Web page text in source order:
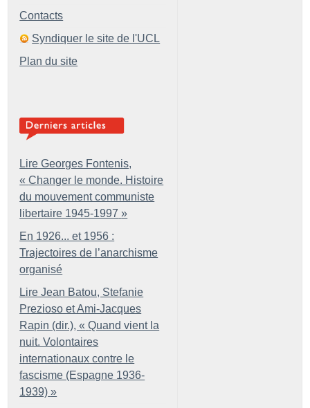
Contacts
Syndiquer le site de l'UCL
Plan du site
Lire Georges Fontenis,
« Changer le monde. Histoire
du mouvement communiste
libertaire 1945-1997 »
En 1926... et 1956 :
Trajectoires de l’anarchisme
organisé
Lire Jean Batou, Stefanie
Prezioso et Ami-Jacques
Rapin (dir.), « Quand vient la
nuit. Volontaires
internationaux contre le
fascisme (Espagne 1936-
1939) »